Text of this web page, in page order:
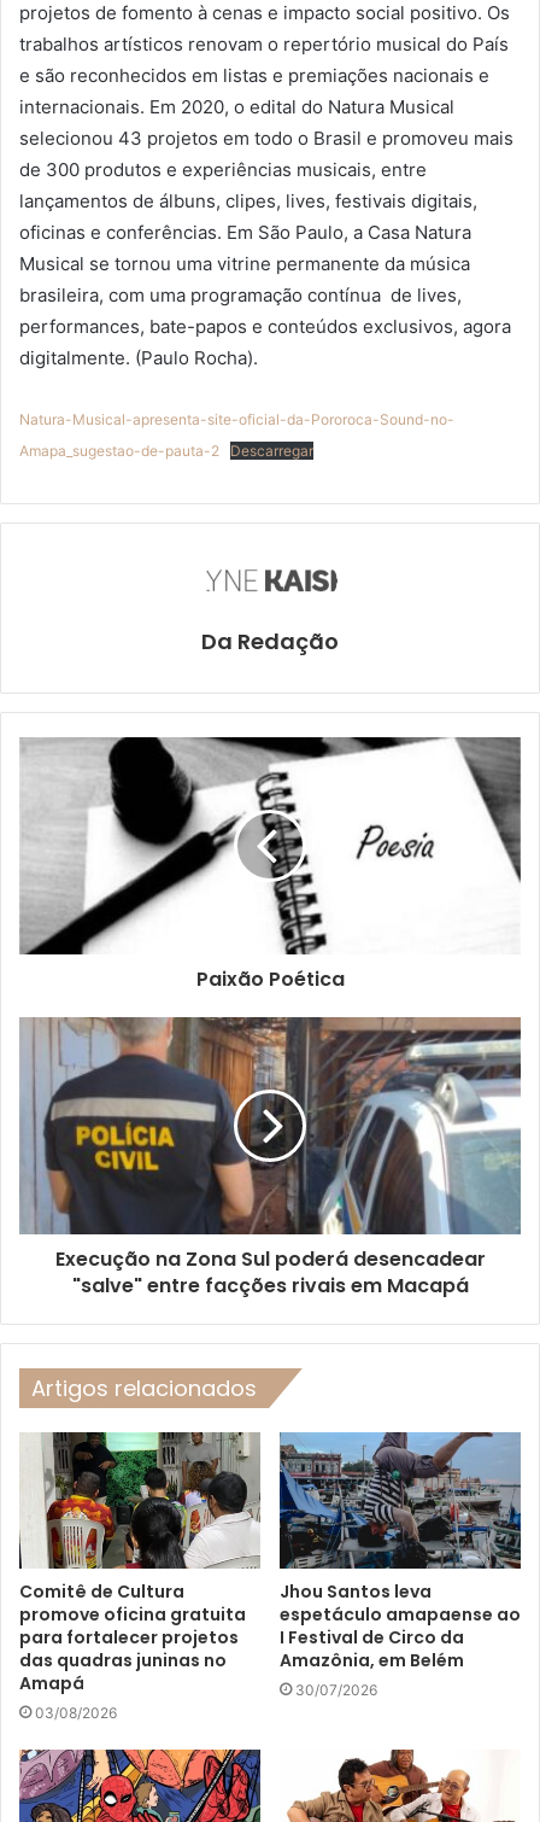
projetos de fomento à cenas e impacto social positivo. Os
trabalhos artísticos renovam o repertório musical do País
e são reconhecidos em listas e premiações nacionais e
internacionais. Em 2020, o edital do Natura Musical
selecionou 43 projetos em todo o Brasil e promoveu mais
de 300 produtos e experiências musicais, entre
lançamentos de álbuns, clipes, lives, festivais digitais,
oficinas e conferências. Em São Paulo, a Casa Natura
Musical se tornou uma vitrine permanente da música
brasileira, com uma programação contínua de lives,
performances, bate-papos e conteúdos exclusivos, agora
digitalmente. (Paulo Rocha).
Natura-Musical-apresenta-site-oficial-da-Pororoca-Sound-no-
Amapa_sugestao-de-pauta-2
Descarregar
Da Redação
Paixão Poética
Execução na Zona Sul poderá desencadear
"salve" entre facções rivais em Macapá
Artigos relacionados
Comitê de Cultura
promove oficina gratuita
para fortalecer projetos
das quadras juninas no
Amapá
03/08/2026
Jhou Santos leva
espetáculo amapaense ao
I Festival de Circo da
Amazônia, em Belém
30/07/2026